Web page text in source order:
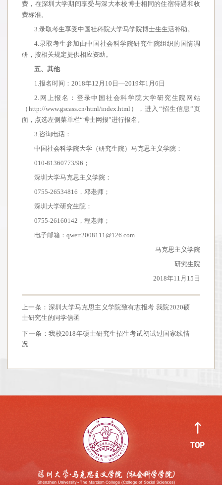
费，在深圳大学期间享受与深大本校博士相同的住宿待遇和收
费标准。
3.录取考生享受中国社科院大学马学院博士生生活补助。
4.录取考生参加由中国社会科学院研究生院组织的国情调
研，按相关规定提供相应资助。
五、其他
1.报名时间：2018年12月10日—2019年1月6日
2.网上报名：登录中国社会科学院大学研究生院网站
（http://www.gscass.cn/html/index.html），进入“招生信息”页
面，点选左侧菜单栏“博士网报”进行报名。
3.咨询电话：
中国社会科学院大学（研究生院）马克思主义学院：
010-81360773/96；
深圳大学马克思主义学院：
0755-26534816，邓老师；
深圳大学研究生院：
0755-26160142，程老师；
电子邮箱：qwert2008111@126.com
马克思主义学院
研究生院
2018年11月15日
上一条： 深圳大学马克思主义学院致有志报考 我院2020硕
士研究生的同学信函
下一条：我校2018年硕士研究生招生考试初试过国家线情
况